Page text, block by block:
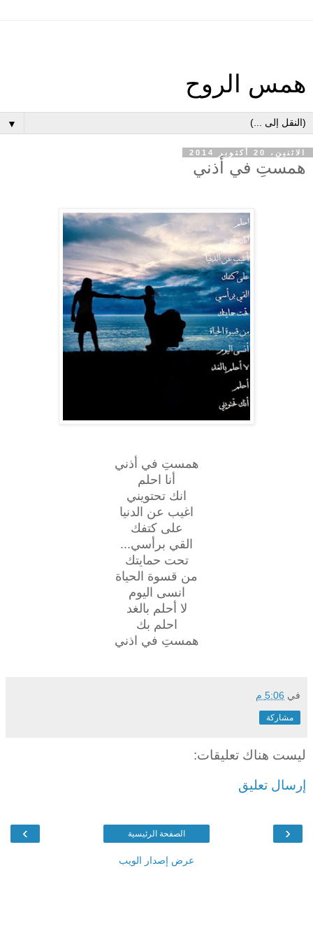
همس الروح
▼
الاثنين، 20 أكتوبر 2014
همستِ في أذني
همستِ في أذني
أنا احلم
انك تحتويني
اغيب عن الدنيا
على كتفك
القي برأسي...
تحت حمايتك
من قسوة الحياة
انسى اليوم
لا أحلم بالغد
احلم بك
همستِ في اذني
في 5:06 م
مشاركة
ليست هناك تعليقات:
إرسال تعليق
‹
› الصفحة الرئيسية
عرض إصدار الويب